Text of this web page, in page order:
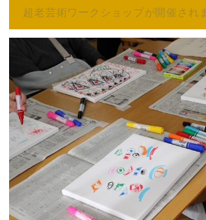
超老芸術ワークショップが開催され